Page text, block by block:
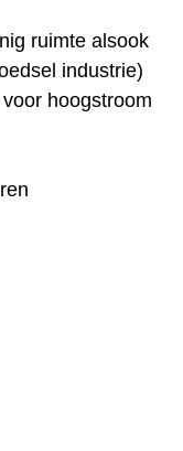
ruimte alsook
industrie)
hoogstroom